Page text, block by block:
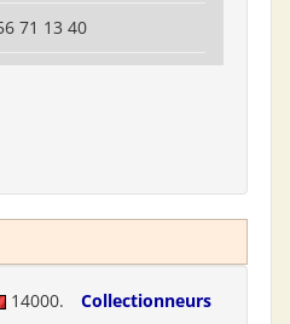
71 13 40
14000. Collectionneurs